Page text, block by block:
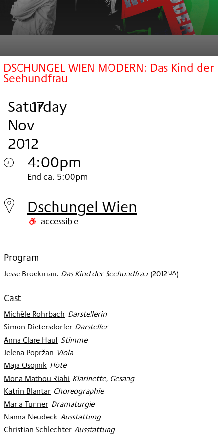
DSCHUNGEL WIEN MODERN: Das Kind der
Seehundfrau
Saturday
, 17
.
Nov
2012
.
4:00pm
Saturday
17.
Nov
End ca. 5:00pm
Dschungel Wien
accessible
Program
Jesse Broekman: Das Kind der Seehundfrau (2012UA)
Cast
Michèle Rohrbach: Darstellerin
Simon Dietersdorfer
: Darsteller
Anna Clare Hauf
: Stimme
Jelena Popržan: Viola
Maja Osojnik
: Flöte
Mona Matbou Riahi: Klarinette, Gesang
Katrin Blantar
: Choreographie
Maria Tunner
: Dramaturgie
Nanna Neudeck
: Ausstattung
Christian Schlechter
: Ausstattung